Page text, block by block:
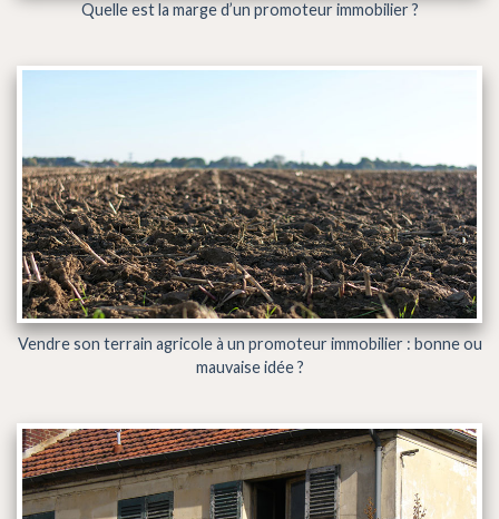
Quelle est la marge d’un promoteur immobilier ?
Vendre son terrain agricole à un promoteur immobilier : bonne ou
mauvaise idée ?